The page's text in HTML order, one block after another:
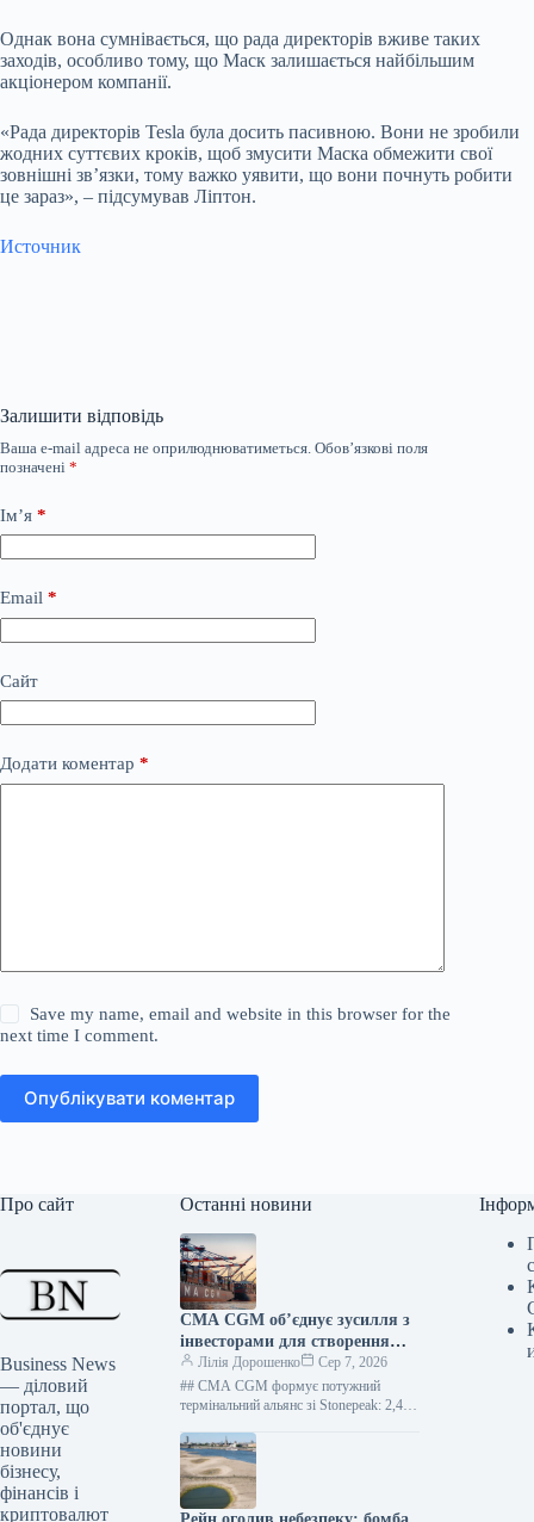
Однак вона сумнівається, що рада директорів вживе таких
заходів, особливо тому, що Маск залишається найбільшим
акціонером компанії.
«Рада директорів Tesla була досить пасивною. Вони не зробили
жодних суттєвих кроків, щоб змусити Маска обмежити свої
зовнішні зв’язки, тому важко уявити, що вони почнуть робити
це зараз», – підсумував Ліптон.
Источник
Залишити відповідь
Ваша e-mail адреса не оприлюднюватиметься. Обов’язкові поля
позначені *
Ім’я *
Email *
Сайт
Додати коментар *
Save my name, email and website in this browser for the
next time I comment.
Опублікувати коментар
Про сайт
Business News
— діловий
портал, що
об'єднує
новини
бізнесу,
фінансів і
криптовалют
Останні новини
CMA CGM об’єднує зусилля з
інвесторами для створення
потужного термінального СП
Лілія Дорошенко
Сер 7, 2026
## CMA CGM формує потужний
термінальний альянс зі Stonepeak: 2,4
переглядів 7 серпня 2026,…